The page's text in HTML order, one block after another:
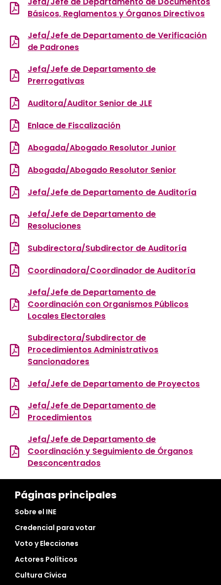
Básicos, Reglamentos y Órganos Directivos
Jefa/Jefe de Departamento de Verificación
de Padrones
Jefa/Jefe de Departamento de
Prerrogativas
Auditora/Auditor Senior de JLE
Enlace de Fiscalización
Abogada/Abogado Resolutor Junior
Abogada/Abogado Resolutor Senior
Jefa/Jefe de Departamento de Auditoría
Jefa/Jefe de Departamento de
Resoluciones
Subdirectora/Subdirector de Auditoría
Coordinadora/Coordinador de Auditoría
Jefa/Jefe de Departamento de
Coordinación con Organismos Públicos
Locales Electorales
Subdirectora/Subdirector de
Procedimientos Administrativos
Sancionadores
Jefa/Jefe de Departamento de Proyectos
Jefa/Jefe de Departamento de
Procedimientos
Jefa/Jefe de Departamento de
Coordinación y Seguimiento de Órganos
Desconcentrados
Páginas principales
Sobre el INE
Credencial para votar
Voto y Elecciones
Actores Políticos
Cultura Cívica